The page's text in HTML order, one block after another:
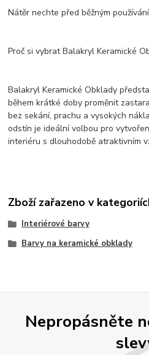
Nátěr nechte před běžným
Proč si vybrat Balakryl Keramické
Balakryl Keramické Obklady
během krátké doby proměnit
bez sekání, prachu a vysokých
odstín je ideální volbou pro
interiéru s dlouhodobě atraktivním
Zboží zařazeno v
Interiérové barvy
Barvy na keramické obklady
Nepropásněte